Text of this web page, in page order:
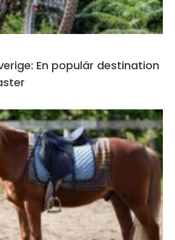
En populär destination